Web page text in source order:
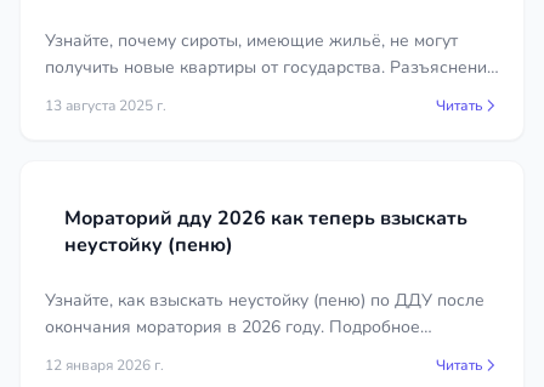
документы о наследстве, дарении или
приватизации при их наличии;
справки об отсутствии задолженности и о
Стоимость услуг юриста по
недвижимости в городе Феодосия
Стоимость услуг зависит от вида работы и
сложности конкретной ситуации. Разовая
Узнайте, почему сироты, имеющие жильё, не могут
получить новые квартиры от государства. Разъяснения
юристов по жилищным вопросам.
13 августа 2025 г. Читать
Мораторий дду 2026 как теперь взыскать
неустойку (пеню)
Узнайте, как взыскать неустойку (пеню) по ДДУ после
окончания моратория в 2026 году. Подробное
руководство для дольщиков.
12 января 2026 г. Читать